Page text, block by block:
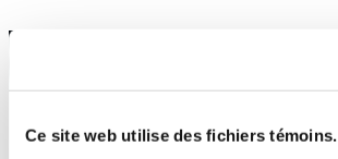
Ce site web utilise des fichiers témoins.